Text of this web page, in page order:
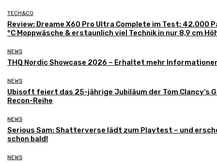
TECH&CO
Review: Dreame X60 Pro Ultra Complete im Test: 42.000
°C Moppwäsche & erstaunlich viel Technik in nur 8,9 cm
NEWS
THQ Nordic Showcase 2026 – Erhaltet mehr
NEWS
Ubisoft feiert das 25-jährige Jubiläum der Tom Clancy’s
Recon-Reihe
NEWS
Serious Sam: Shatterverse lädt zum Playtest – und
schon bald!
NEWS